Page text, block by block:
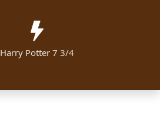
Harry Potter 7 3/4